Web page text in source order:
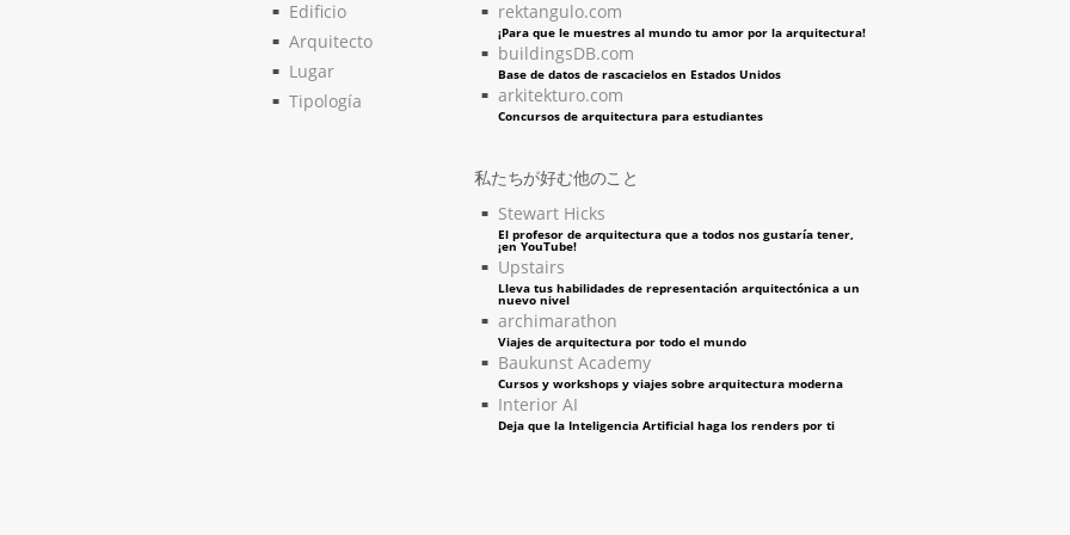
Edificio
Arquitecto
Lugar
Tipología
rektangulo.com
¡Para que le muestres al mundo tu amor por la arquitectura!
buildingsDB.com
Base de datos de rascacielos en Estados Unidos
arkitekturo.com
Concursos de arquitectura para estudiantes
私たちが好む他のこと
Stewart Hicks
El profesor de arquitectura que a todos nos gustaría tener,
¡en YouTube!
Upstairs
Lleva tus habilidades de representación arquitectónica a un
nuevo nivel
archimarathon
Viajes de arquitectura por todo el mundo
Baukunst Academy
Cursos y workshops y viajes sobre arquitectura moderna
Interior AI
Deja que la Inteligencia Artificial haga los renders por ti